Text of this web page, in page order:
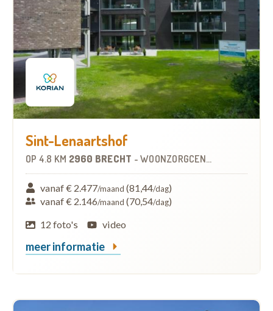
Sint-Lenaartshof
OP 4.8 KM 2960 BRECHT - WOONZORGCENTRUM (WZC)
vanaf € 2.477/maand (81,44/dag)
vanaf € 2.146/maand (70,54/dag)
12 foto's
video
meer informatie